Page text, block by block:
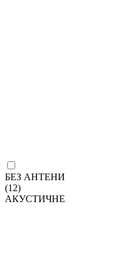
БЕЗ АНТЕНИ
(12)
АКУСТИЧНЕ